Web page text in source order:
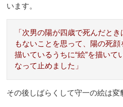
います。
「次男の陽が四歳で死んだと
もないことを思って、陽の死顔
描いているうちに“絵”を描いて
なって止めました」
その後しばらくして守一の絵は変